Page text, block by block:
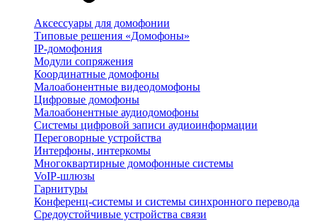
Аксессуары для домофонии
Типовые решения «Домофоны»
IP-домофония
Модули сопряжения
Координатные домофоны
Малоабонентные видеодомофоны
Цифровые домофоны
Малоабонентные аудиодомофоны
Системы цифровой записи аудиоинформации
Переговорные устройства
Интерфоны, интеркомы
Многоквартирные домофонные системы
VoIP-шлюзы
Гарнитуры
Конференц-системы и системы синхронного перевода
Средоустойчивые устройства связи